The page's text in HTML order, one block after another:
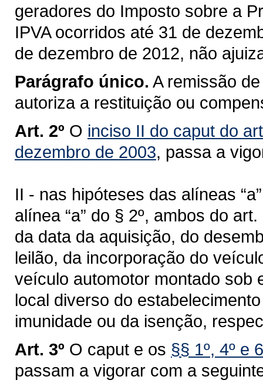
geradores do Imposto sobre a
IPVA ocorridos até 31 de
de dezembro de 2012, não
Parágrafo único. A remissão
autoriza a restituição ou
Art. 2º O inciso II do caput do
dezembro de 2003, passa a
II - nas hipóteses das alíneas “a”,
alínea “a” do § 2º, ambos do
da data da aquisição, do
leilão, da incorporação do
veículo automotor montado sob
local diverso do
imunidade ou da isenção,
Art. 3º O caput e os §§ 1º, 4º e
passam a vigorar com a